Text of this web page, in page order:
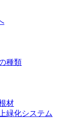
種類
材
緑化システム